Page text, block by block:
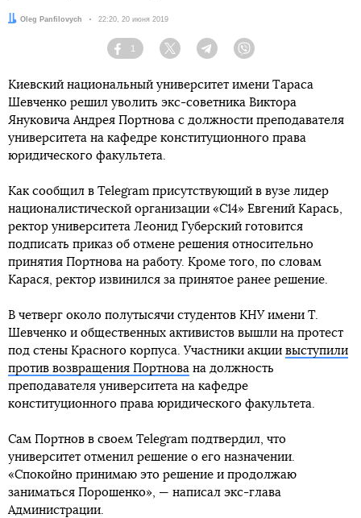
Автор:
Oleg Panfilovych Дата:
22:20, 20 июня 2019
Facebook
1
Twitter TelegramViber
Киевский национальный университет имени Тараса
Шевченко решил уволить экс-советника Виктора
Януковича Андрея Портнова с должности преподавателя
университета на кафедре конституционного права
юридического факультета.
Как сообщил в Telegram присутствующий в вузе лидер
националистической организации «С14» Евгений Карась,
ректор университета Леонид Губерский готовится
подписать приказ об отмене решения относительно
принятия Портнова на работу. Кроме того, по словам
Карася, ректор извинился за принятое ранее решение.
В четверг около полутысячи студентов КНУ имени Т.
Шевченко и общественных активистов вышли на протест
под стены Красного корпуса. Участники акции выступили
против возвращения Портнова на должность
преподавателя университета на кафедре
конституционного права юридического факультета.
Сам Портнов в своем Telegram подтвердил, что
университет отменил решение о его назначении.
«Спокойно принимаю это решение и продолжаю
заниматься Порошенко», — написал экс-глава
Администрации.